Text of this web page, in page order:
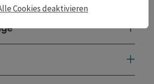
Cookies deaktivieren